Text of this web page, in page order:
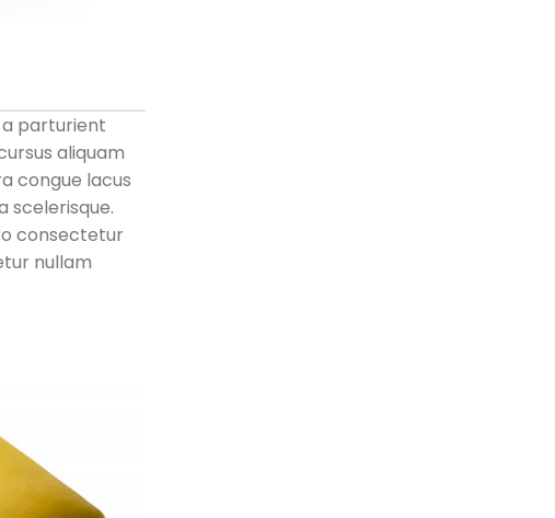
parturient
aliquam
congue lacus
scelerisque.
consectetur
nullam